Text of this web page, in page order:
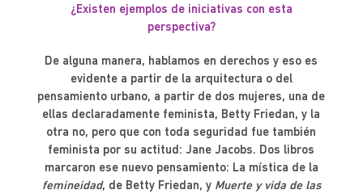
¿Existen ejemplos de iniciativas con esta
perspectiva?
De alguna manera, hablamos en derechos y eso es
evidente a partir de la arquitectura o del
pensamiento urbano, a partir de dos mujeres, una de
ellas declaradamente feminista, Betty Friedan, y la
otra no, pero que con toda seguridad fue también
feminista por su actitud: Jane Jacobs. Dos libros
marcaron ese nuevo pensamiento: La mística de la
femineidad, de Betty Friedan, y Muerte y vida de las